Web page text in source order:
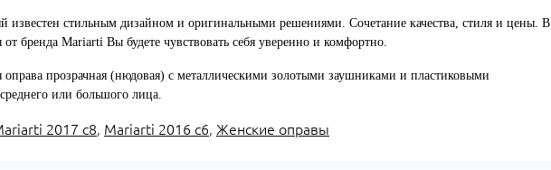
известен стильным дизайном и оригинальными решениями. Сочетание качества, стиля и цены. В
бренда Mariarti Вы будете чувствовать себя уверенно и комфортно.
оправа прозрачная (нюдовая) с металлическими золотыми заушниками и пластиковыми
или большого лица.
2017 с8, Mariarti 2016 с6, Женские оправы